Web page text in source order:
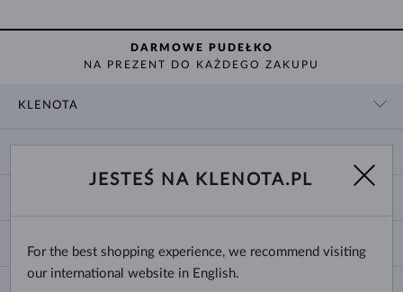
DARMOWE PUDEŁKO
NA PREZENT DO KAŻDEGO ZAKUPU
KLENOTA
DOSTAWA I PŁATNOŚĆ
WYBÓR OBRĄCZEK
CERTYFIKATY AUTENTYCZNOŚCI
ROZMIARY I TYPY ŁAŃCUSZKÓW
ROZMIARY BRANSOLETEK
Polska
JESTEŚ NA KLENOTA.PL
For the best shopping experience, we recommend visiting
our international website in English.